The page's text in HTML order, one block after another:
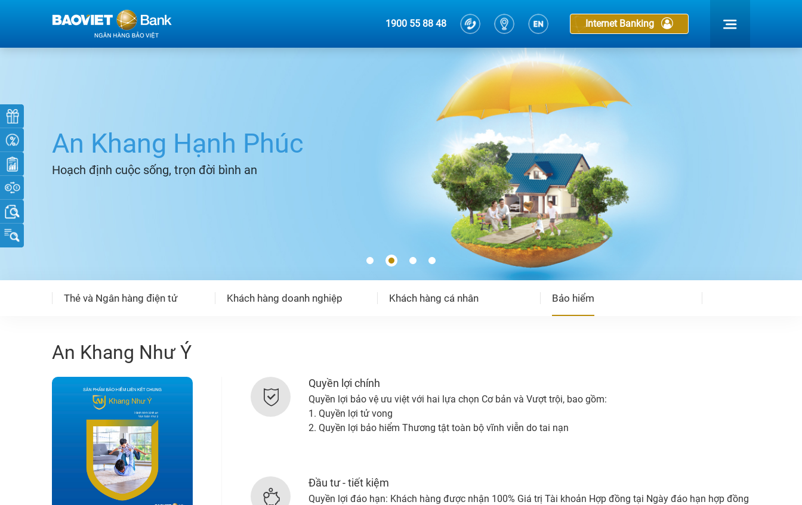
1900 55 88 48 Internet Banking
An Khang Hạnh Phúc
Hoạch định cuộc sống, trọn đời bình an
Thẻ và Ngân hàng điện tử Khách hàng doanh nghiệp Khách hàng cá nhân Bảo hiểm
An Khang Như Ý
Quyền lợi chính
Quyền lợi bảo vệ ưu việt với hai lựa chọn Cơ bản và Vượt trội, bao gồm:
1. Quyền lợi tử vong
2. Quyền lợi bảo hiểm Thương tật toàn bộ vĩnh viễn do tai nạn
Đầu tư - tiết kiệm
Quyền lợi đáo hạn: Khách hàng được nhận 100% Giá trị Tài khoản Hợp đồng tại Ngày đáo hạn hợp đồng